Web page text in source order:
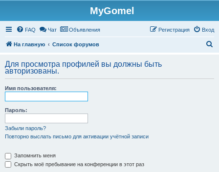
MyGomel
FAQ Чат Объявления Вход
Регистрация
На главную Список форумов
с
Для просмотра профилей вы должны быть
авторизованы.
Имя пользователя:
Пароль:
Забыли пароль?
Повторно выслать письмо для активации учётной записи
Запомнить меня
Скрыть моё пребывание на конференции в этот раз